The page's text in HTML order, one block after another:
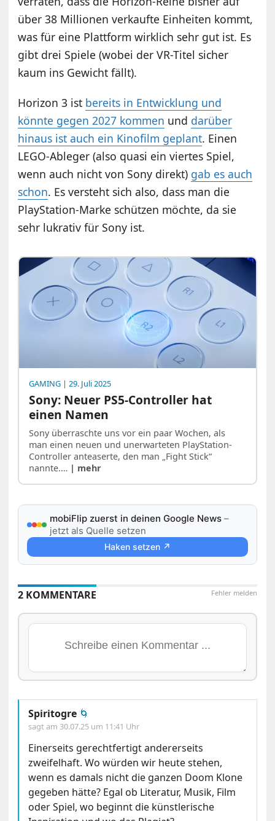
über 38 Millionen verkaufte Einheiten kommt,
was für eine Plattform wirklich sehr gut ist. Es
gibt drei Spiele (wobei der VR-Titel sicher
kaum ins Gewicht fällt).
Horizon 3 ist bereits in Entwicklung und
könnte gegen 2027 kommen und darüber
hinaus ist auch ein Kinofilm geplant. Einen
LEGO-Ableger (also quasi ein viertes Spiel,
wenn auch nicht von Sony direkt) gab es auch
schon. Es versteht sich also, dass man die
PlayStation-Marke schützen möchte, da sie
sehr lukrativ für Sony ist.
GAMING | 29. Juli 2025
Sony: Neuer PS5-Controller hat
einen Namen
Sony überraschte uns vor ein paar Wochen, als
man einen neuen und unerwarteten PlayStation-
Controller anteaserte, den man „Fight Stick“
nannte.… | mehr
mobiFlip zuerst in deinen Google News –
jetzt als Quelle setzen
Haken setzen ↗
Fehler melden
2 KOMMENTARE
Spiritogre 🌀
sagt am 30.07.25 um 11:41 Uhr
Einerseits gerechtfertigt andererseits
zweifelhaft. Wo würden wir heute stehen,
wenn es damals nicht die ganzen Doom Klone
gegeben hätte? Egal ob Literatur, Musik, Film
oder Spiel, wo beginnt die künstlerische